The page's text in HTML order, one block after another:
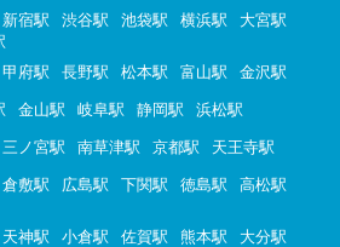
新宿駅 渋谷駅 池袋駅 横浜駅
大宮駅
甲府駅 長野駅 松本駅 富山駅 金沢駅
金山駅 岐阜駅 静岡駅 浜松駅
三ノ宮駅 南草津駅 京都駅 天王寺駅
倉敷駅 広島駅 下関駅 徳島駅
高松駅
天神駅 小倉駅 佐賀駅 熊本駅
大分駅